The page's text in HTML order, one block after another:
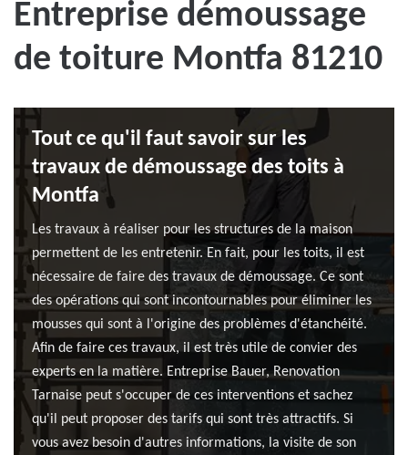
Entreprise démoussage
de toiture Montfa 81210
Tout ce qu'il faut savoir sur les
travaux de démoussage des toits à
Montfa
Les travaux à réaliser pour les structures de la maison
permettent de les entretenir. En fait, pour les toits, il est
nécessaire de faire des travaux de démoussage. Ce sont
des opérations qui sont incontournables pour éliminer les
mousses qui sont à l'origine des problèmes d'étanchéité.
Afin de faire ces travaux, il est très utile de convier des
experts en la matière. Entreprise Bauer, Renovation
Tarnaise peut s'occuper de ces interventions et sachez
qu'il peut proposer des tarifs qui sont très attractifs. Si
vous avez besoin d'autres informations, la visite de son